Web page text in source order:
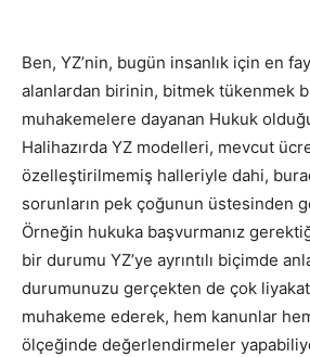
Ben, YZ’nin, bugün insanlık için en
alanlardan birinin, bitmek tükenmek
muhakemelere dayanan Hukuk
Halihazırda YZ modelleri, mevcut
özelleştirilmemiş halleriyle dahi,
sorunların pek çoğunun üstesinden
Örneğin hukuka başvurmanız
bir durumu YZ’ye ayrıntılı biçimde
durumunuzu gerçekten de çok
muhakeme ederek, hem kanunlar
ölçeğinde değerlendirmeler